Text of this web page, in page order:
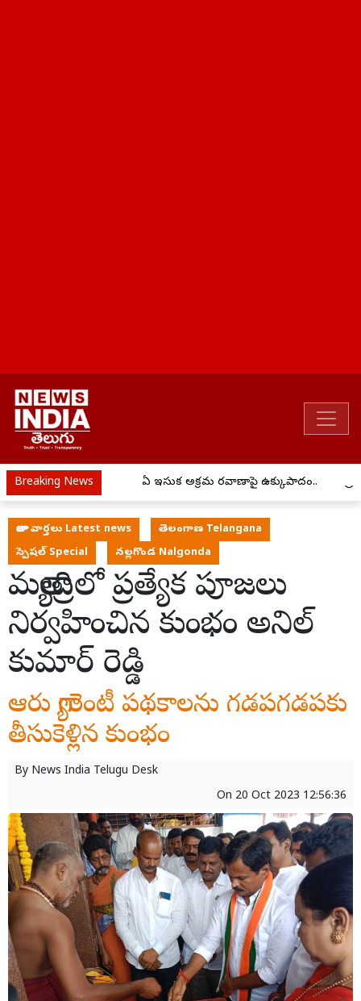
Breaking News ఏపీ ఇసుక అక్రమ రవాణాపై ఉక్కుపాదం..
తాజా వార్తలు Latest news
తెలంగాణ Telangana
స్పెషల్ Special
నల్లగొండ Nalgonda
మత్యాద్రిలో ప్రత్యేక పూజలు
నిర్వహించిన కుంభం అనిల్
కుమార్ రెడ్డి
ఆరు గ్యారెంటీ పథకాలను గడపగడపకు
తీసుకెళ్లిన కుంభం
By News India Telugu Desk
On 20 Oct 2023 12:56:36